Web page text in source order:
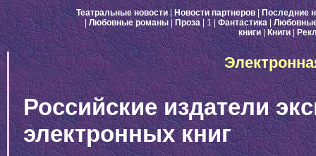
Театральные новости|Новости партнеров| Последние
|Любовные романы | Проза| 1 Фантастика|
книги|Книги|
Российские издатели
электронных книг